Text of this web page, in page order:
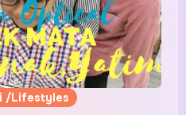
/Lifestyles